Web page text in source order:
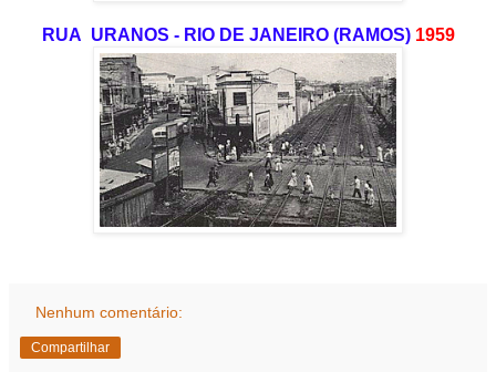
RUA URANOS - RIO DE JANEIRO (RAMOS) 1959
Nenhum comentário:
Compartilhar